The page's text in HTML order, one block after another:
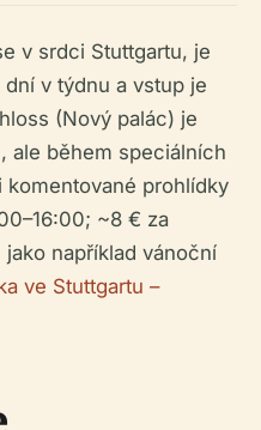
v srdci Stuttgartu, je
v týdnu a vstup je
(Nový palác) je
ale během speciálních
prohlídky
~8 € za
například vánoční
ve Stuttgartu –